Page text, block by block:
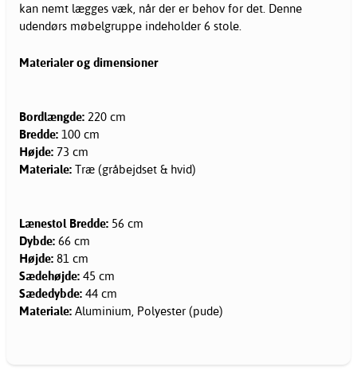
kan nemt lægges væk, når der er behov for det. Denne
udendørs møbelgruppe indeholder 6 stole.
Materialer og dimensioner
Bordlængde: 220 cm
Bredde: 100 cm
Højde: 73 cm
Materiale: Træ (gråbejdset & hvid)
Lænestol Bredde: 56 cm
Dybde: 66 cm
Højde: 81 cm
Sædehøjde: 45 cm
Sædedybde: 44 cm
Materiale: Aluminium, Polyester (pude)